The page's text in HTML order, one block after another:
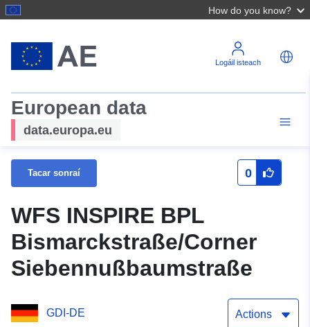
How do you know?
Logáil isteach
European data
data.europa.eu
Tacar sonraí 0
WFS INSPIRE BPL
Bismarckstraße/Corner
Siebennußbaumstraße
GDI-DE Actions